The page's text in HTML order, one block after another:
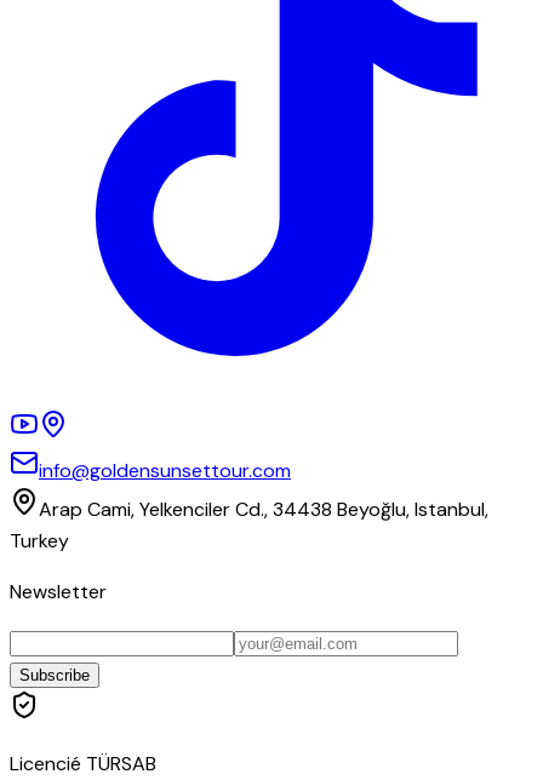
info@goldensunsettour.com
Arap Cami, Yelkenciler Cd., 34438 Beyoğlu, Istanbul,
Turkey
Newsletter
Subscribe
Licencié TÜRSAB